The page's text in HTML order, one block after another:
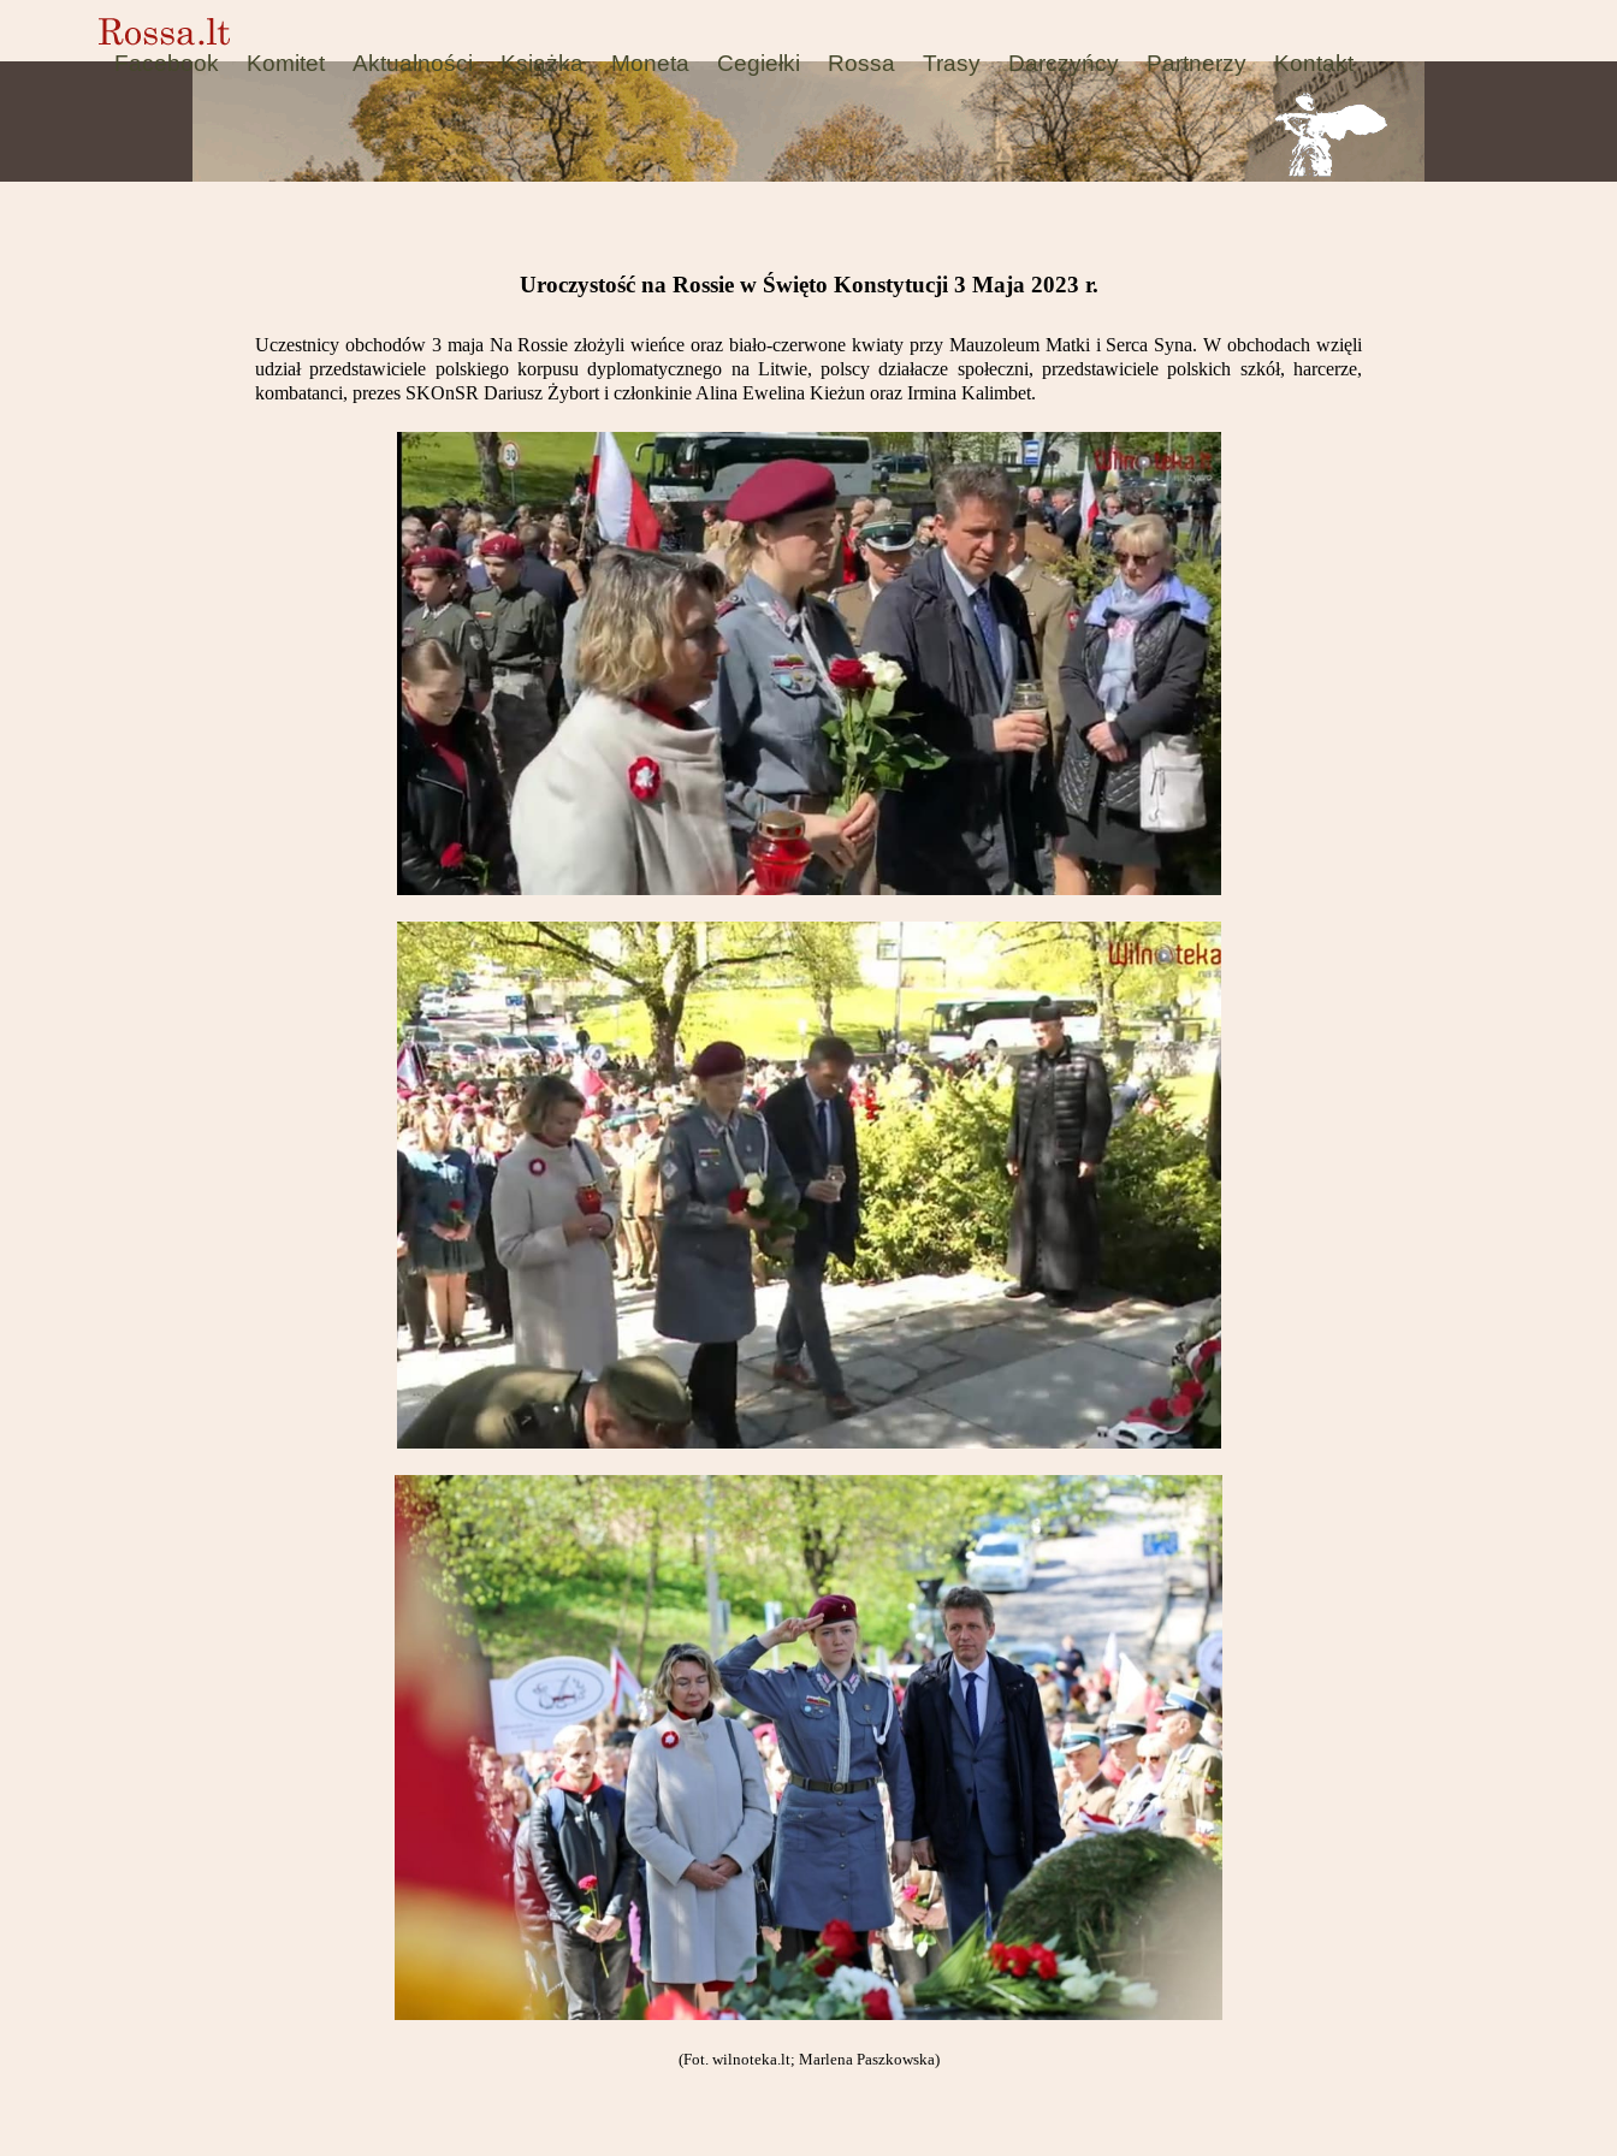
Facebook Komitet Aktualności Książka Moneta Cegiełki Rossa Trasy Darczyńcy Partnerzy Kontakt
Uroczystość na Rossie w Święto Konstytucji 3 Maja 2023 r.
Uczestnicy obchodów 3 maja Na Rossie złożyli wieńce oraz biało-czerwone kwiaty przy Mauzoleum Matki i Serca Syna. W obchodach wzięli
udział przedstawiciele polskiego korpusu dyplomatycznego na Litwie, polscy działacze społeczni, przedstawiciele polskich szkół, harcerze,
kombatanci, prezes SKOnSR Dariusz Żybort i członkinie Alina Ewelina Kieżun oraz Irmina Kalimbet.
(Fot. wilnoteka.lt; Marlena Paszkowska)